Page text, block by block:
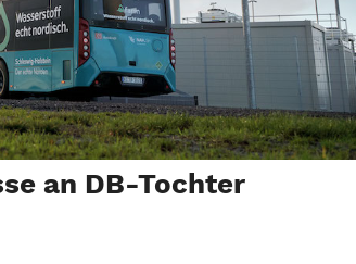
an DB-Tochter